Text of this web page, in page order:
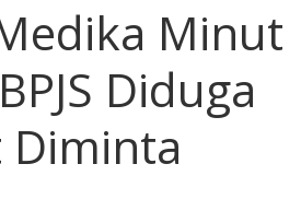
Minut
Diduga
Diminta